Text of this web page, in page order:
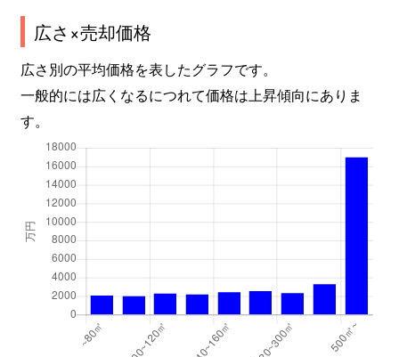
広さ×売却価格
広さ別の平均価格を表したグラフです。
一般的には広くなるにつれて価格は上昇傾向にありま
す。